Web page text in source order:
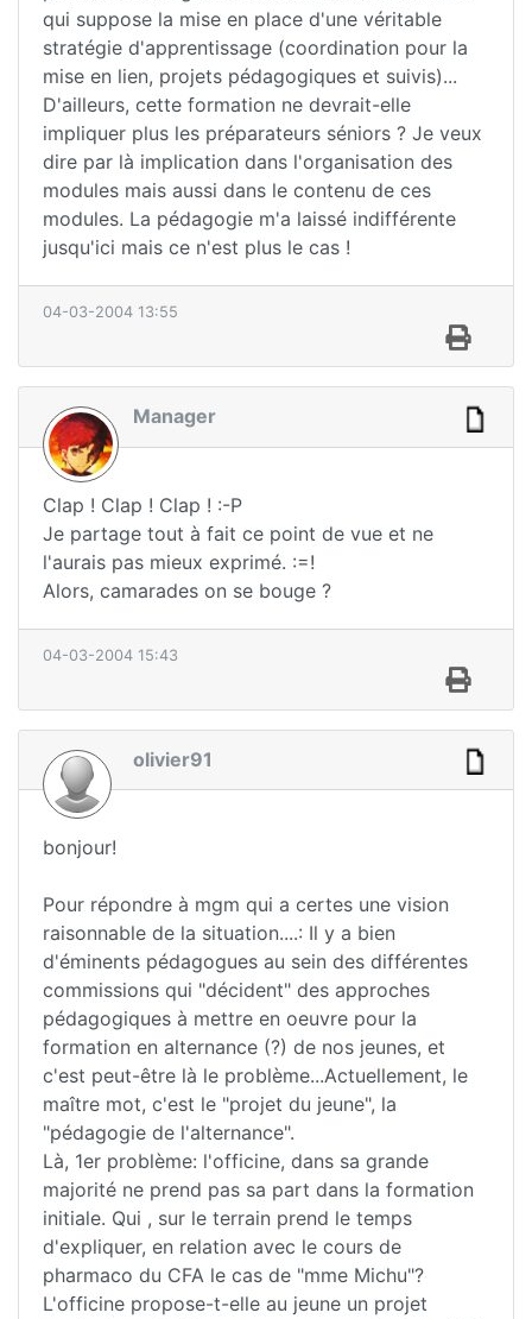
qui suppose la mise en place d'une véritable
stratégie d'apprentissage (coordination pour la
mise en lien, projets pédagogiques et suivis)...
D'ailleurs, cette formation ne devrait-elle
impliquer plus les préparateurs séniors ? Je veux
dire par là implication dans l'organisation des
modules mais aussi dans le contenu de ces
modules. La pédagogie m'a laissé indifférente
jusqu'ici mais ce n'est plus le cas !
04-03-2004 13:55
Manager
Clap ! Clap ! Clap ! :-P
Je partage tout à fait ce point de vue et ne
l'aurais pas mieux exprimé. :=!
Alors, camarades on se bouge ?
04-03-2004 15:43
olivier91
bonjour!
Pour répondre à mgm qui a certes une vision
raisonnable de la situation....: Il y a bien
d'éminents pédagogues au sein des différentes
commissions qui "décident" des approches
pédagogiques à mettre en oeuvre pour la
formation en alternance (?) de nos jeunes, et
c'est peut-être là le problème...Actuellement, le
maître mot, c'est le "projet du jeune", la
"pédagogie de l'alternance".
Là, 1er problème: l'officine, dans sa grande
majorité ne prend pas sa part dans la formation
initiale. Qui , sur le terrain prend le temps
d'expliquer, en relation avec le cours de
pharmaco du CFA le cas de "mme Michu"?
L'officine propose-t-elle au jeune un projet